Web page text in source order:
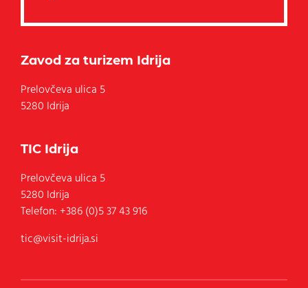
Zavod za turizem Idrija
Prelovčeva ulica 5
5280 Idrija
TIC Idrija
Prelovčeva ulica 5
5280 Idrija
Telefon: +386 (0)5 37 43 916
tic@visit-idrija.si